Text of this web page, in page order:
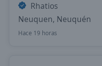
Rhatios
Neuquen, Neuquén
Hace 19 horas